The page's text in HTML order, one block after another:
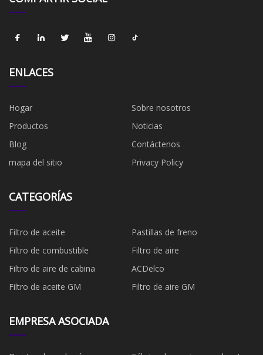
ENLACES
Hogar
Sobre nosotros
Productos
Noticias
Blog
Contáctenos
mapa del sitio
Privacy Policy
CATEGORÍAS
Filtro de aceite
Pastillas de freno
Filtro de combustible
​Filtro de aire
Filtro de aire de cabina
ACDelco
Filtro de aceite GM
Filtro de aire GM
EMPRESA ASOCIADA